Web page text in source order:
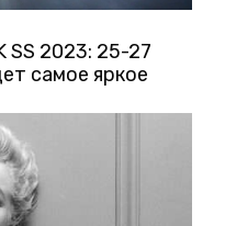
SS 2023: 25-27
самое яркое